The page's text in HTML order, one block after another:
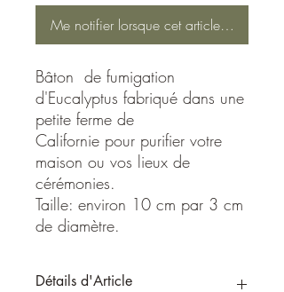
Me notifier lorsque cet article est
Bâton de fumigation
d'Eucalyptus fabriqué dans une
petite ferme de
Californie pour purifier votre
maison ou vos lieux de
cérémonies.
Taille: environ 10 cm par 3 cm
de diamètre.
Détails d'Article